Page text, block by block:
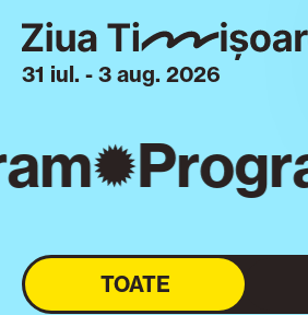
31 iul. - 3 aug. 2026
TOATE